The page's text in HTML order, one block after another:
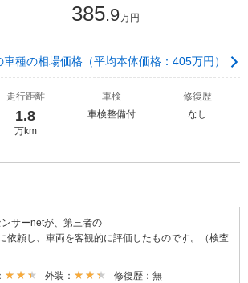
385.9万円
車種の相場価格（平均本体価格：405万円）
走行距離
1.8
万km
車検
車検整備付
修復歴
なし
サーnetが、第三者の
依頼し、車両を客観的に評価したものです。（検査
外装：
修復歴：無